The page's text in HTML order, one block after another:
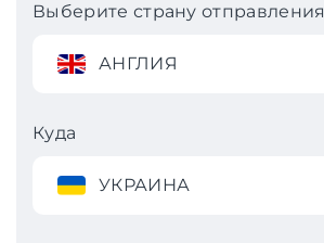
Выберите страну отправления
АНГЛИЯ
Куда
УКРАИНА